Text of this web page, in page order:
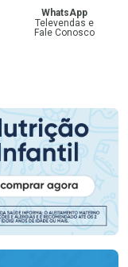
WhatsApp
Televendas e
Fale Conosco